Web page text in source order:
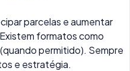
parcelas e aumentar
formatos como
(quando permitido). Sempre
e estratégia.